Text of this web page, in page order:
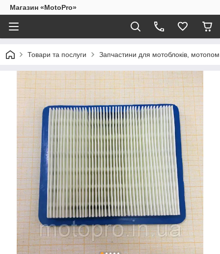
Магазин «MotoPro»
Товари та послуги Запчастини для мотоблоків,